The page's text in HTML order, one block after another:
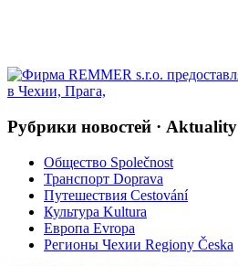
Рубрики новостей · Aktuality
Общество Společnost
Транспорт Doprava
Путешествия Cestování
Культура Kultura
Европа Evropa
Регионы Чехии Regiony Česka